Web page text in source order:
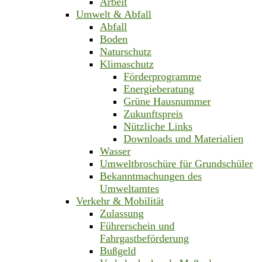
Umwelt & Abfall
Abfall
Boden
Naturschutz
Klimaschutz
Förderprogramme
Energieberatung
Grüne Hausnummer
Zukunftspreis
Nützliche Links
Downloads und Materialien
Wasser
Umweltbroschüre für Grundschüler
Bekanntmachungen des
Umweltamtes
Verkehr & Mobilität
Zulassung
Führerschein und
Fahrgastbeförderung
Bußgeld